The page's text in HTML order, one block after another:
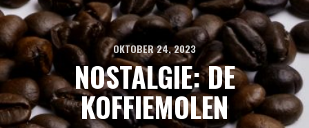
OKTOBER 24, 2023
NOSTALGIE: DE
KOFFIEMOLEN